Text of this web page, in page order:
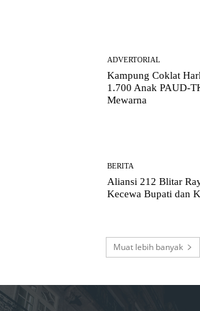
ADVERTORIAL
Kampung Coklat
1.700 Anak PAUD-
Mewarna
BERITA
Aliansi 212 Blitar
Kecewa Bupati dan
Muat lebih banyak